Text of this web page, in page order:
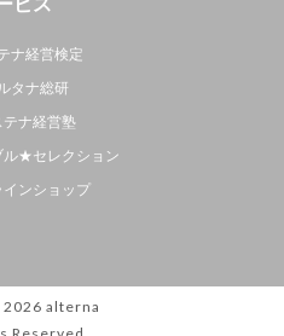
ナ経営検定
タナ総研
テナ経営塾
ル★セレクション
インショップ
2026 alterna